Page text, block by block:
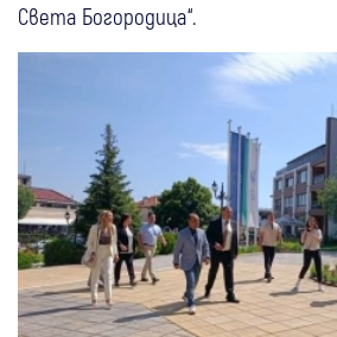
Света Богородица“.